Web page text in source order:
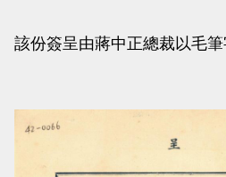
該份簽呈由蔣中正總裁以毛筆